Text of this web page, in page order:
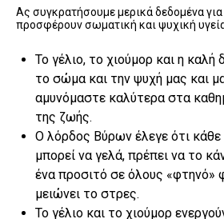
Ας συγκρατήσουμε μερικά δεδομένα
προσφέρουν σωματική και ψυχική
Το γέλιο, το χιούμορ και η καλή
το σώμα και την ψυχή μας και
αμυνόμαστε καλύτερα στα
της ζωής.
Ο λόρδος Βύρων έλεγε ότι
μπορεί να γελά, πρέπει να το
ένα προσιτό σε όλους «φτηνό»
μειώνει το στρες.
Το γέλιο και το χιούμορ